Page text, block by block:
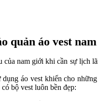
quản áo vest
của nam giới khi cần sự lịch
áo vest khiến cho
bộ vest luôn bền đẹp: